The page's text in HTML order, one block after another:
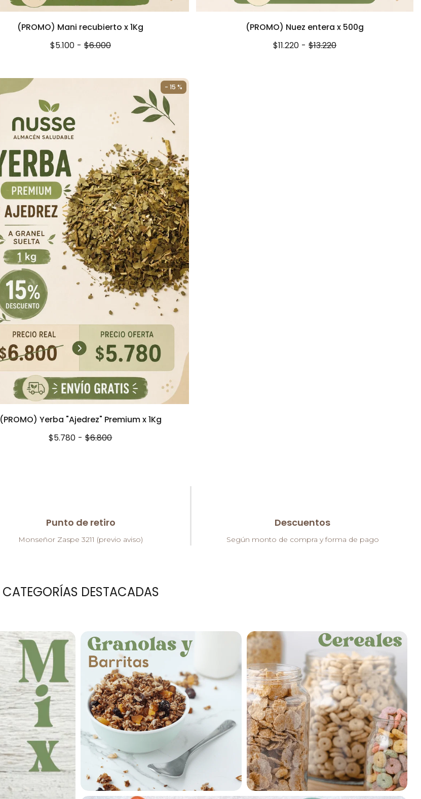
(PROMO) Mani recubierto x 1Kg
$5.100 - $6.000
(PROMO) Nuez entera x 500g
$11.220 - $13.220
- 15 %
(PROMO) Yerba "Ajedrez" Premium x 1Kg
$5.780 - $6.800
Punto de retiro
Monseñor Zaspe 3211 (previo aviso)
Descuentos
Según monto de compra y forma de pago
CATEGORÍAS DESTACADAS